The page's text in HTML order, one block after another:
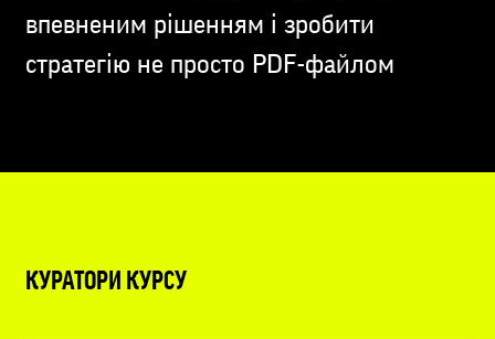
впевненим рішенням і зробити
стратегію не просто PDF-файлом
КУРАТОРИ КУРСУ